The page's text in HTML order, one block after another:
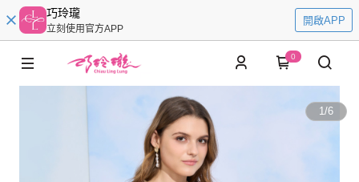
巧玲瓏
立刻使用官方APP
開啟APP
0
1/6